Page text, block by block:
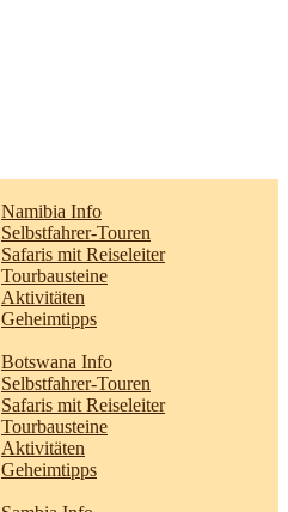
Namibia Info
Selbstfahrer-Touren
Safaris mit Reiseleiter
Tourbausteine
Aktivitäten
Geheimtipps
Botswana Info
Selbstfahrer-Touren
Safaris mit Reiseleiter
Tourbausteine
Aktivitäten
Geheimtipps